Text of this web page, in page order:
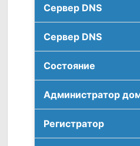
Сервер DNS
Сервер DNS
Соcтояние
Администратор
Регистратор